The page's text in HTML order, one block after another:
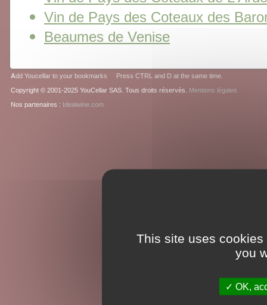
Vin de Pays des Coteaux des
Beaumes de Venise
Add Youcellar to your bookmarks Press CTRL and D at the same time.
Copyright © 2001-2025 YouCellar SAS. Tous droits réservés. Mentions légales
Nos partenaires : Idealwine.com
This site uses
you
OK,